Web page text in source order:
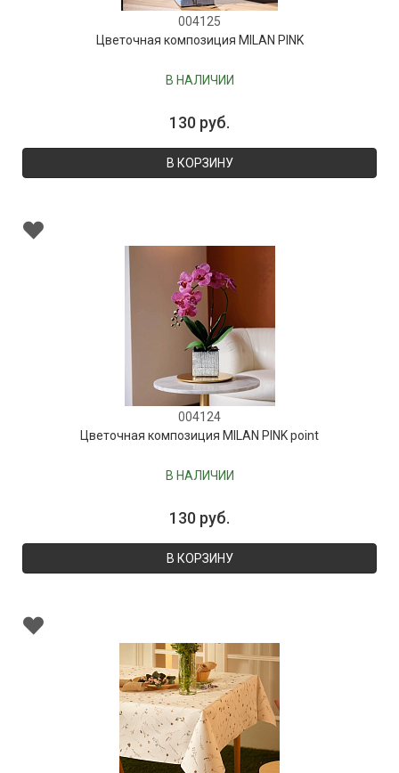
004125
Цветочная композиция MILAN PINK
В НАЛИЧИИ
130 руб.
В КОРЗИНУ
004124
Цветочная композиция MILAN PINK point
В НАЛИЧИИ
130 руб.
В КОРЗИНУ